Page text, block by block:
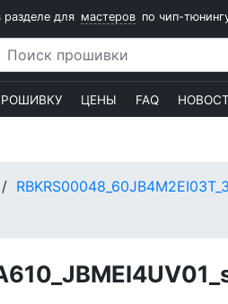
разделе для мастеров по чип-
ЦЕНЫ FAQ